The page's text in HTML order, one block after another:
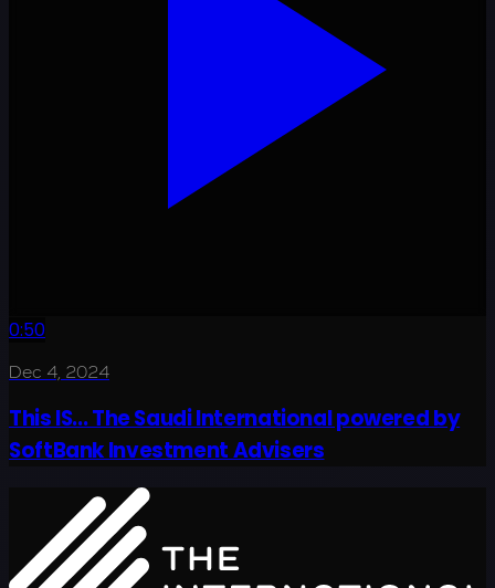
0:50
Dec 4, 2024
This IS... The Saudi International powered by
SoftBank Investment Advisers